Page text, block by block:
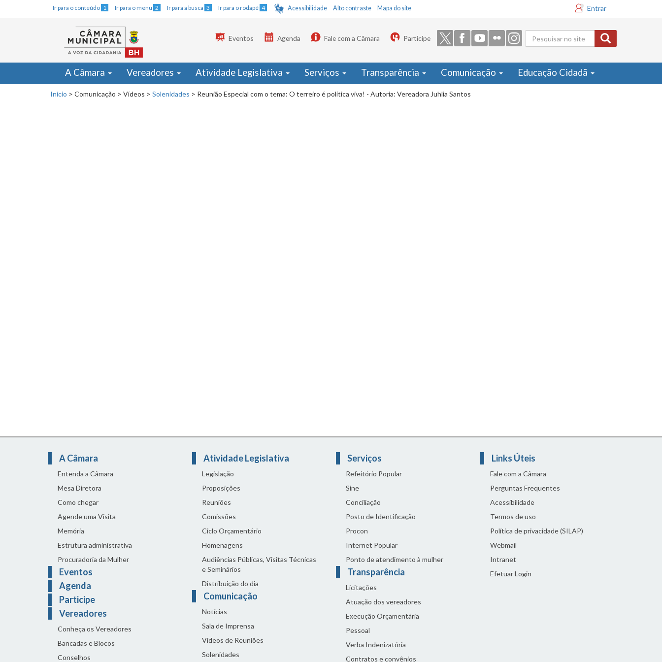
Ir para o conteúdo 1 Ir para o menu 2 Ir para a busca 3 Ir para o rodapé 4 Acessibilidade Alto contraste Mapa do site Entrar
Formulário
de busca
Eventos Agenda Fale com a Câmara Participe
A Câmara Vereadores Atividade Legislativa Serviços Transparência Comunicação Educação Cidadã
Início > Comunicação > Vídeos > Solenidades > Reunião Especial com o tema: O terreiro é política viva! - Autoria: Vereadora Juhlia Santos
A Câmara
Entenda a Câmara
Mesa Diretora
Como chegar
Agende uma Visita
Memória
Estrutura administrativa
Procuradoria da Mulher
Eventos
Agenda
Participe
Vereadores
Conheça os Vereadores
Bancadas e Blocos
Conselhos
Atividade Legislativa
Legislação
Proposições
Reuniões
Comissões
Ciclo Orçamentário
Homenagens
Audiências Públicas, Visitas Técnicas
e Seminários
Distribuição do dia
Comunicação
Notícias
Sala de Imprensa
Vídeos de Reuniões
Solenidades
Serviços
Refeitório Popular
Sine
Conciliação
Posto de Identificação
Procon
Internet Popular
Ponto de atendimento à mulher
Transparência
Licitações
Atuação dos vereadores
Execução Orçamentária
Pessoal
Verba Indenizatória
Contratos e convênios
Links Úteis
Fale com a Câmara
Perguntas Frequentes
Acessibilidade
Termos de uso
Política de privacidade (SILAP)
Webmail
Intranet
Efetuar Login